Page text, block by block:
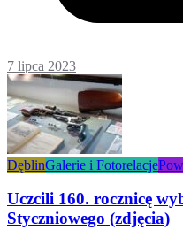
7 lipca 2023
DęblinGalerie i Fotorelacje
Uczcili 160. rocznicę
Styczniowego (zdjęcia)